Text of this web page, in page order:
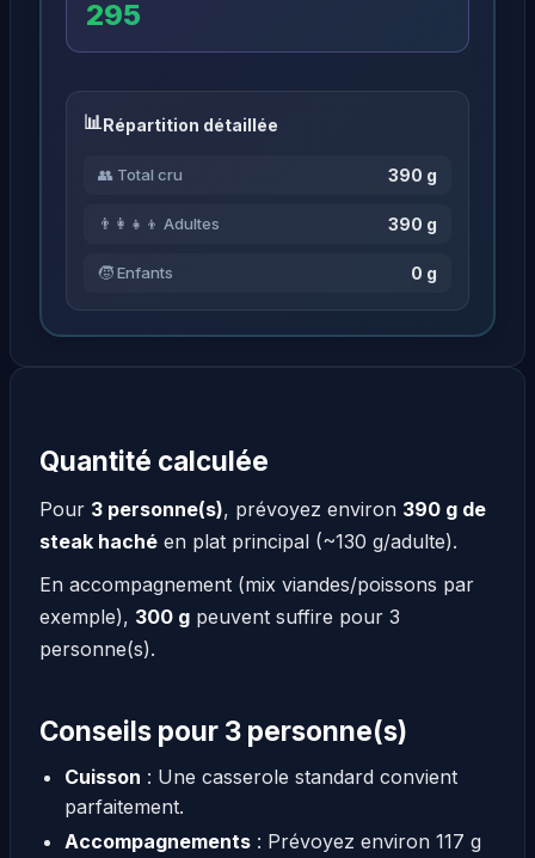
295
Répartition détaillée
👥 Total cru 390 g
👨‍👩‍👧‍👦 Adultes 390 g
🧒 Enfants 0 g
Quantité calculée
Pour 3 personne(s), prévoyez environ 390 g de
steak haché en plat principal (~130 g/adulte).
En accompagnement (mix viandes/poissons par
exemple), 300 g peuvent suffire pour 3
personne(s).
Conseils pour 3 personne(s)
Cuisson : Une casserole standard convient
parfaitement.
Accompagnements: Prévoyez environ 117 g